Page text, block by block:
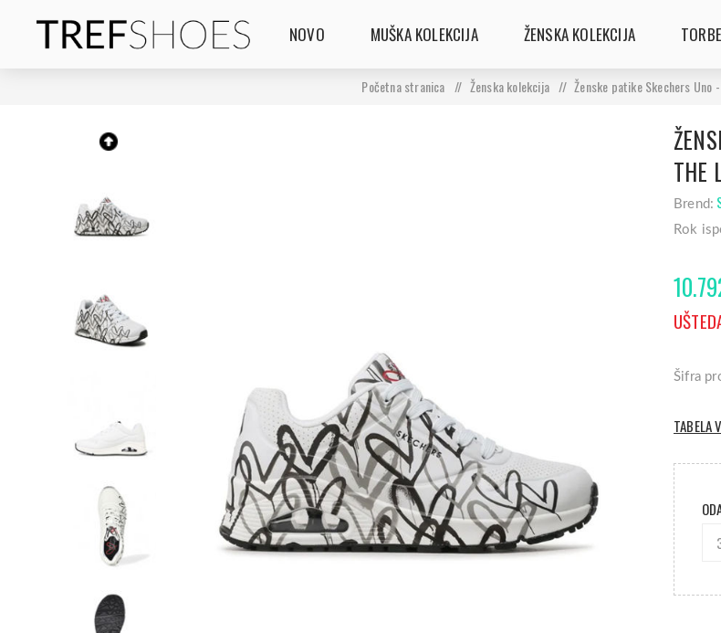
NOVO MUŠKA KOLEKCIJA ŽENSKA KOLEKCIJA TORBE
Početna stranica / Ženska kolekcija / Ženske patike Skechers Uno
THE
Brend:
Rok
Šifra
TABELA